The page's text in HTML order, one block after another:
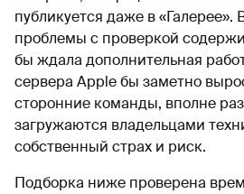
публикуется даже в «Галерее».
проблемы с проверкой
бы ждала дополнительная
сервера Apple бы заметно
сторонние команды, вполне
загружаются владельцами
собственный страх и риск.
Подборка ниже проверена